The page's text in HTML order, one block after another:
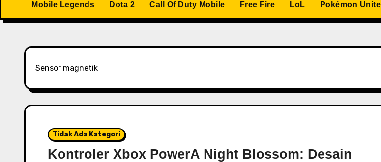
Mobile Legends Dota 2 Call Of Duty Mobile Free Fire LoL Pokémon Unite
Sensor magnetik
Tidak Ada Kategori
Kontroler Xbox PowerA Night Blossom: Desain